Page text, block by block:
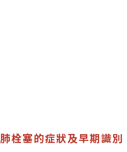
肺栓塞的症狀及早期識別